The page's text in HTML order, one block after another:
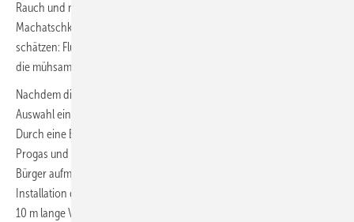
Rauch und man muss keine Geruchsbelästigung befürchten,“ so
Machatschke. Einen weiteren Vorteil weiß der Pensionär ebenfalls zu
schätzen: Flüssiggas produziert beim Verbrennen keine Rückstände,
die mühsam entfernt werden müssen.
Nachdem die Entscheidung pro Flüssiggas gefallen war, ging es an die
Auswahl eines kompetenten Partners für die Umsetzung des Plans.
Durch eine Empfehlung wurde der Hausbesitzer auf das Unternehmen
Progas und dessen für die Region zuständigen Fachberater Volker
Bürger aufmerksam. Unter Regie des Fachmanns erfolgte die gesamte
Installation der Flüssiggasanlage, vom Aufbau des Behälters über die
10 m lange Verbindungsleitung zum Wohnhaus bis zur Installation der